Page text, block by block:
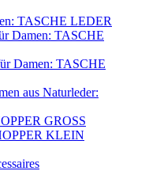
TASCHE LEDER
Damen: TASCHE
Damen: TASCHE
aus Naturleder:
GROSS
KLEIN